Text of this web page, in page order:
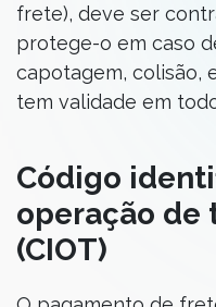
frete), deve ser
protege-o em caso
capotagem, colisão,
tem validade em
Código
operação de
(CIOT)